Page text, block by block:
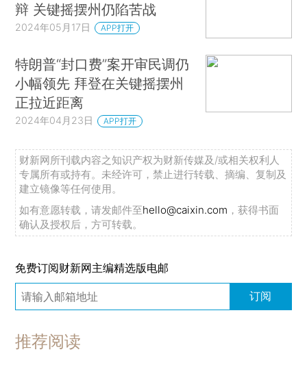
辩 关键摇摆州仍陷苦战
2024年05月17日 APP打开
特朗普“封口费”案开审民调仍
小幅领先 拜登在关键摇摆州
正拉近距离
2024年04月23日 APP打开
财新网所刊载内容之知识产权为财新传媒及/或相关权利人
专属所有或持有。未经许可，禁止进行转载、摘编、复制及
建立镜像等任何使用。
如有意愿转载，请发邮件至hello@caixin.com ，获得书面
确认及授权后，方可转载。
免费订阅财新网主编精选版电邮
订阅
推荐阅读